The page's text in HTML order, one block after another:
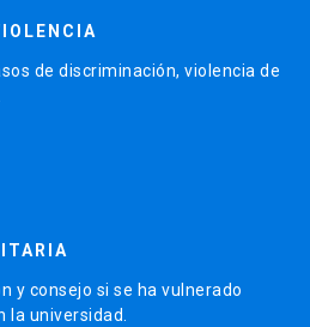
de discriminación, violencia de
y consejo si se ha vulnerado
la universidad.